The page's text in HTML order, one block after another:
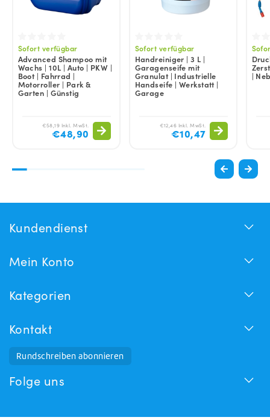
Sofort verfügbar
Advanced Shampoo mit
Wachs | 10L | Auto | PKW |
Boot | Fahrrad |
Motorroller | Park &
Garten | Günstig
€58,19 Inkl. MwSt.
€48,90
Sofort verfügbar
Handreiniger | 3 L |
Garagenseife mit
Granulat | Industrielle
Handseife | Werkstatt |
Garage
€12,46 Inkl. MwSt.
€10,47
|
Kundendienst
Mein Konto
Kategorien
Kontakt
Rundschreiben abonnieren
Folge uns